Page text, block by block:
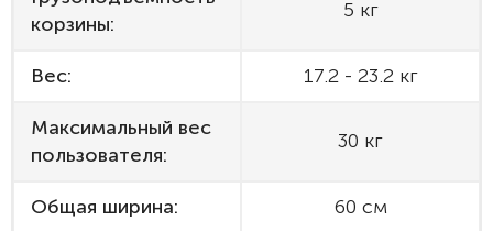
корзины:
5 кг
Вес: 17.2 - 23.2 кг
Максимальный вес
пользователя:
30 кг
Общая ширина: 60 см